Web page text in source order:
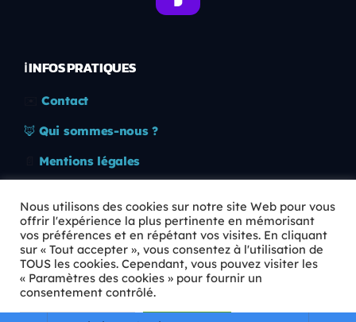
ℹ️ INFOS PRATIQUES
Contact
🦊 Qui sommes-nous ?
Mentions légales
🛡️ RGPD
Copyright © 2026 Animkids. Tous droits réservés.
Nous utilisons des cookies sur notre site Web pour vous
offrir l'expérience la plus pertinente en mémorisant
vos préférences et en répétant vos visites. En cliquant
sur « Tout accepter », vous consentez à l'utilisation de
TOUS les cookies. Cependant, vous pouvez visiter les
« Paramètres des cookies » pour fournir un
consentement contrôlé.